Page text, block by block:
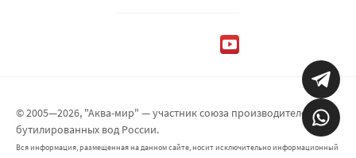
Мы в социальных сетях
© 2005—2026, "Аква-мир" — участник союза производителей
бутилированных вод России.
Вся информация, размещенная на данном сайте, носит исключительно информационный